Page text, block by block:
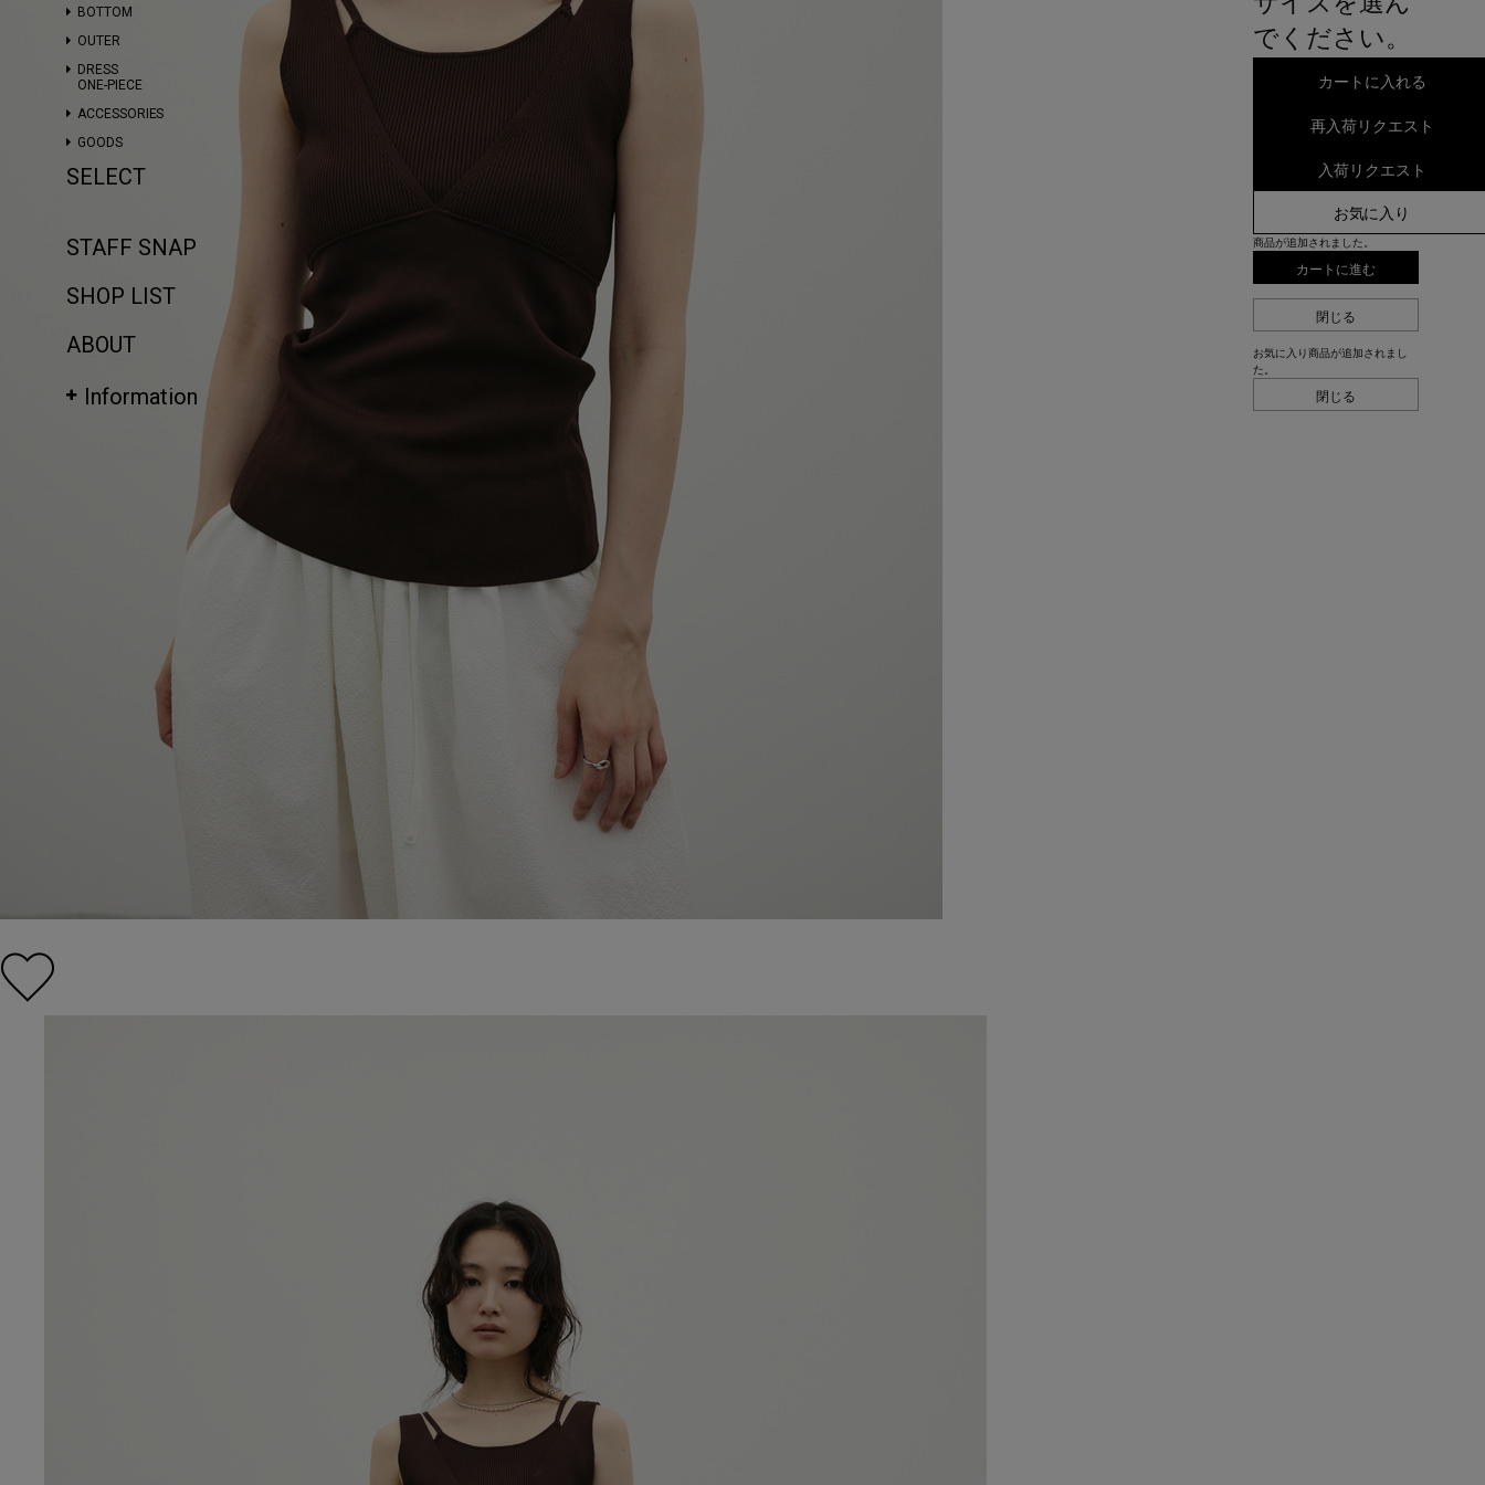
BOTTOM
OUTER
DRESS
ONE-PIECE
ACCESSORIES
GOODS
SELECT
STAFF SNAP
SHOP LIST
ABOUT
Information
でください。
カートに入れる
再入荷リクエスト
入荷リクエスト
お気に入り
商品が追加されました。
カートに進む
閉じる
お気に入り商品が追加されまし
た。
閉じる